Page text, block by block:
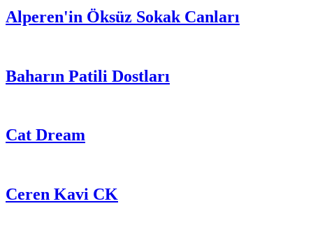
Alperen'in Öksüz Sokak Canları
Baharın Patili Dostları
Cat Dream
Ceren Kavi CK